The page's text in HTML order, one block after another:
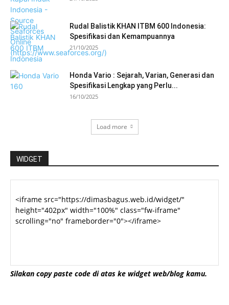
Rudal Balistik KHAN ITBM 600 Indonesia:
Spesifikasi dan Kemampuannya
21/10/2025
Honda Vario : Sejarah, Varian, Generasi dan
Spesifikasi Lengkap yang Perlu...
16/10/2025
Load more
WIDGET
Silakan copy paste code di atas ke widget web/blog kamu.